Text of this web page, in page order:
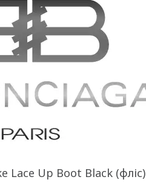
Lace Up Boot Black (фліс)